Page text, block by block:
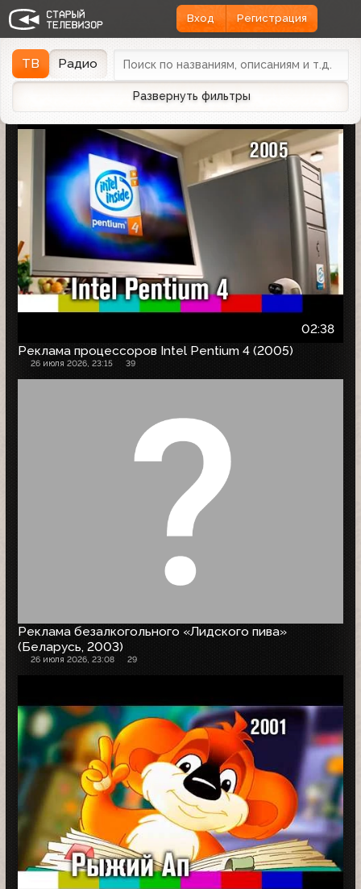
Вход Регистрация
ТВ Радио
Развернуть фильтры
Найдено 1166 записей Дата эфираДата заливки
02:38
Реклама процессоров Intel Pentium 4 (2005)
26 июля 2026, 23:15 39
Реклама безалкогольного «Лидского пива»
(Беларусь, 2003)
26 июля 2026, 23:08 29